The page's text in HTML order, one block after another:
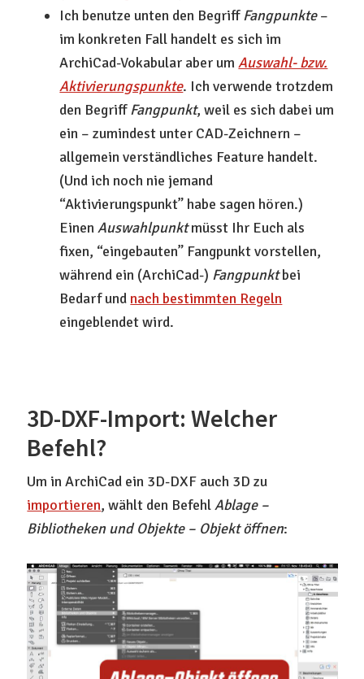
Ich benutze unten den BegriffFangpunkte–
im konkreten Fall handelt es sich im
ArchiCad-Vokabular aber umAuswahl- bzw.
Aktivierungspunkte. Ich verwende trotzdem
den BegriffFangpunkt, weil es sich dabei um
ein – zumindest unter CAD-Zeichnern –
allgemein verständliches Feature handelt.
(Und ich noch nie jemand
“Aktivierungspunkt” habe sagen hören.)
EinenAuswahlpunktmüsst Ihr Euch als
fixen, “eingebauten” Fangpunkt vorstellen,
während ein (ArchiCad-) Fangpunktbei
Bedarf und nach bestimmten Regeln
eingeblendet wird.
3D-DXF-Import: Welcher
Befehl?
Um in ArchiCad ein 3D-DXF auch 3D zu
importieren, wählt den BefehlAblage –
Bibliotheken und Objekte – Objekt öffnen: